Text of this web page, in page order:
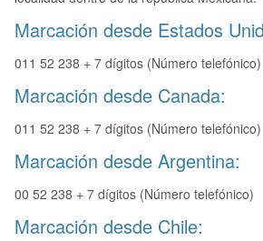
Marcación desde Estados
011 52 238 + 7 dígitos (Número telefónico)
Marcación desde Canada:
011 52 238 + 7 dígitos (Número telefónico)
Marcación desde Argentina:
00 52 238 + 7 dígitos (Número telefónico)
Marcación desde Chile: